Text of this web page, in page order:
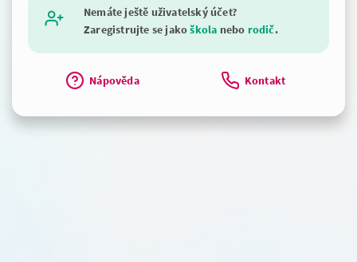
Nemáte ještě uživatelský účet?
Zaregistrujte se jakoškola nebo rodič.
Nápověda Kontakt